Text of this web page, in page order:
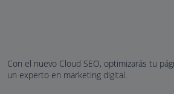
Con el nuevo Cloud SEO, optimizarás tu
un experto en marketing digital.